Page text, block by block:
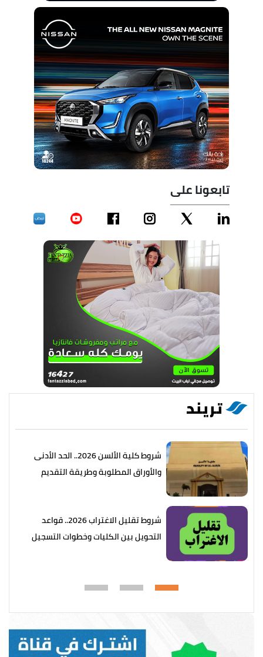
تابعونا على
تريند
شروط كلية الألسن 2026.. الحد الأدنى
والأوراق المطلوبة وطريقة التقديم
شروط تقليل الاغتراب 2026.. قواعد
التحويل بين الكليات وخطوات التسجيل